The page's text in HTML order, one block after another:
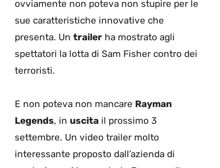
ovviamente non poteva non stupire per le
sue caratteristiche innovative che
presenta. Un trailer ha mostrato agli
spettatori la lotta di Sam Fisher contro dei
terroristi.
E non poteva non mancare Rayman
Legends, in uscita il prossimo 3
settembre. Un video trailer molto
interessante proposto dall’azienda di